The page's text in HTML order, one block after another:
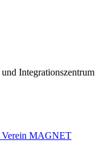
Integrationszentrum
Verein MAGNET